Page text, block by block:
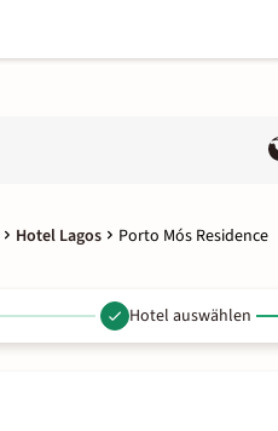
Hotel Lagos Porto Mós Residence
Hotel auswählen